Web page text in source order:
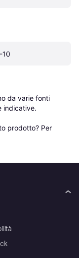
10
da varie fonti
indicative.
prodotto? Per